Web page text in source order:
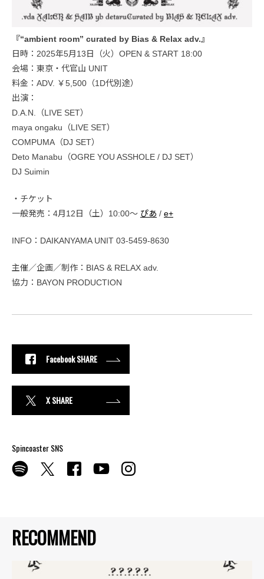
RECOMMEND
『“ambient room” curated by Bias & Relax adv.』
日時：2025年5月13日（火）OPEN & START 18:00
会場：東京・代官山 UNIT
料金：ADV. ￥5,500（1D代別途）
出演：
D.A.N.（LIVE SET）
maya ongaku（LIVE SET）
COMPUMA（DJ SET）
Deto Manabu（OGRE YOU ASSHOLE / DJ SET）
DJ Suimin
・チケット
一般発売：4月12日（土）10:00〜 ぴあ / e+
INFO：DAIKANYAMA UNIT 03-5459-8630
主催／企画／制作：BIAS & RELAX adv.
協力：BAYON PRODUCTION
Facebook SHARE
X SHARE
Spincoaster SNS